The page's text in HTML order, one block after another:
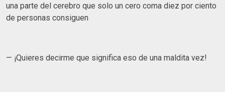
una parte del cerebro que solo un cero coma diez por ciento
de personas consiguen
— ¡Quieres decirme que significa eso de una maldita vez!